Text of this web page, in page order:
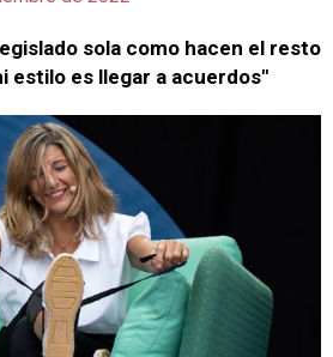
sola como hacen el resto
estilo es llegar a acuerdos"